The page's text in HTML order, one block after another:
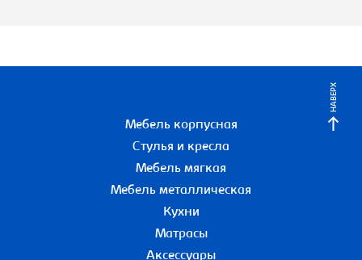
НАВЕРХ
Мебель корпусная
Стулья и кресла
Мебель мягкая
Мебель металлическая
Кухни
Матрасы
Аксессуары